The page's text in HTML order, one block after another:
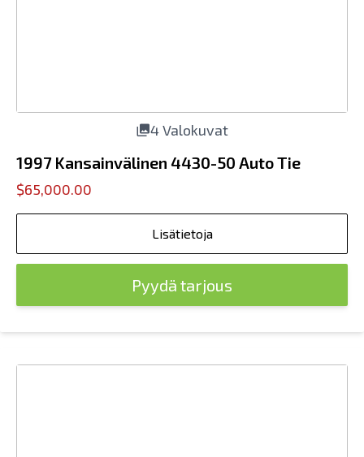
4 Valokuvat
1997 Kansainvälinen 4430-50 Auto Tie
$65,000.00
Lisätietoja
Pyydä tarjous